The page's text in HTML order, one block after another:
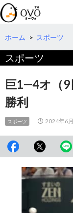
検
索
コ
テ
へ
移
動
ホーム > スポーツ
スポーツ
巨1―4オ（9
勝利
スポーツ 2024年6